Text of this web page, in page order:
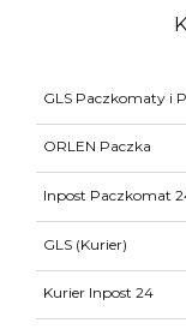
GLS Paczkomaty i
ORLEN Paczka
Inpost Paczkomat
GLS (Kurier)
Kurier Inpost 24